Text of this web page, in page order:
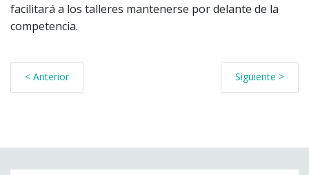
facilitará a los talleres mantenerse por delante de la
competencia.
< Anterior Siguiente >